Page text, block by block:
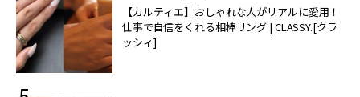
【カルティエ】おしゃれな人がリアルに愛用！
仕事で自信をくれる相棒リング | CLASSY.[クラ
ッシィ]